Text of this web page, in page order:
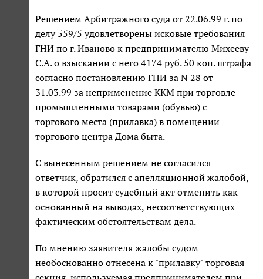
Решением Арбитражного суда от 22.06.99 г. по
делу 559/5 удовлетворены исковые требования
ГНИ по г. Иваново к предпринимателю Михееву
С.А. о взыскании с него 4174 руб. 50 коп. штрафа
согласно постановлению ГНИ за N 28 от
31.03.99 за неприменение ККМ при торговле
промышленными товарами (обувью) с
торгового места (прилавка) в помещении
торгового центра Дома быта.
С вынесенным решением не согласился
ответчик, обратился с апелляционной жалобой,
в которой просит судебный акт отменить как
основанный на выводах, несоответствующих
фактическим обстоятельствам дела.
По мнению заявителя жалобы судом
необоснованно отнесена к "прилавку" торговая